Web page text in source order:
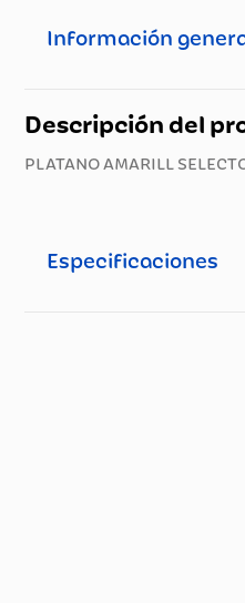
Información
Descripción del
PLATANO AMARILL
Especificaciones